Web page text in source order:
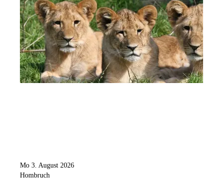
Mo 3. August 2026
Hombruch